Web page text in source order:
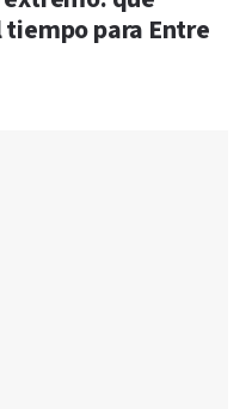
para Entre